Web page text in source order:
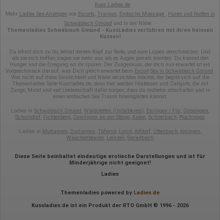
Wir nutzen Hotjar als Webanalysedient. Es wird verwendet, um
Daten über das Benutzerverhalten zu sammeln. Hotjar kann
auch im Rahmen von Umfragen und Feedbackfunktionen, die
Informationen verarbeiten.
Herausgeber:
Hotjar Limited, Malta
Erhobene Daten:
Gerätetyp
Geografischer Standort
IP-Adresse
Mausbewegungen
Referrer URL
Bildschirmauflösung
Browser-Typ
Domain-Name
Kuss Ladies.de
Mehr Ladies Sex-Anzeigen von Escorts, Transen, Erotische Massage , Huren und Nutten in
Schwäbisch Gmünd und in der Nähe
Themenladies Schwäbisch Gmünd - KussLadies verführen mit ihren heissen
Küssen!
Du lehnst dich zu ihr, lehnst deinen Kopf zur Seite, und eure Lippen verschmelzen. Und
als sie sich treffen, sagen sie mehr aus als es Augen jemals könnten. Du kannst den
Hunger und die Erregung an ihr spüren. Der Zungenkuss, der dich nun erwartet ist ein
Vorgeschmack darauf, was Dich gleich erwartet beim Escort Sex in Schwäbisch Gmünd
Wer nicht auf diese Sinnlichkeit und Nähe verzichten möchte, der begibt sich auf die
Themenladies Seite Kussladies.de, denn hier werden Hostessen und Callgirls, die mit
Zunge, Mund und viel Leidenschaft dafür sorgen, dass du mühelos abschalten und in
einen erotischen Sex Traum hineingleiten kannst.
Ladies in Schwäbisch Gmünd Waldstetten (Ostalbkreis) Eislingen / Fils Göppingen
Schorndorf Fichtenberg Geislingen an der Steige Aalen Schlierbach Plochingen
Ladies in Mutlangen Durlangen Täferrot, Lorch Alfdorf Ottenbach Iggingen
Wäschenbeuren Leinzell Spraitbach
Diese Seite beinhaltet eindeutige erotische Darstellungen und ist für
Minderjährige nicht geeignet!
Ladies
Themenladies powered by Ladies.de
Kussladies.de ist ein Produkt der RTO GmbH © 1996 - 2026